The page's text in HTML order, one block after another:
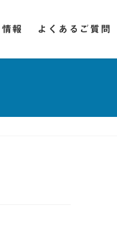
報 よくあるご質問